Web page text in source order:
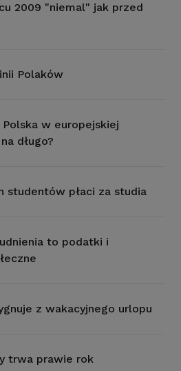
2009 "niemal" jak przed
Polaków
w europejskiej
długo?
studentów płaci za studia
to podatki i
z wakacyjnego urlopu
trwa prawie rok